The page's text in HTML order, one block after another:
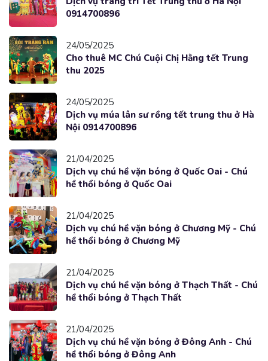
0914700896
24/05/2025
Cho thuê MC Chú Cuội Chị Hằng tết Trung
thu 2025
24/05/2025
Dịch vụ múa lân sư rồng tết trung thu ở Hà
Nội 0914700896
21/04/2025
Dịch vụ chú hề vặn bóng ở Quốc Oai - Chú
hề thổi bóng ở Quốc Oai
21/04/2025
Dịch vụ chú hề vặn bóng ở Chương Mỹ - Chú
hề thổi bóng ở Chương Mỹ
21/04/2025
Dịch vụ chú hề vặn bóng ở Thạch Thất - Chú
hề thổi bóng ở Thạch Thất
21/04/2025
Dịch vụ chú hề vặn bóng ở Đông Anh - Chú
hề thổi bóng ở Đông Anh